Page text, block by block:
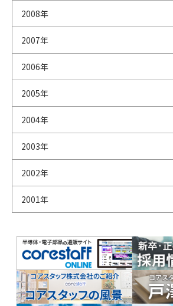
2008年
2007年
2006年
2005年
2004年
2003年
2002年
2001年